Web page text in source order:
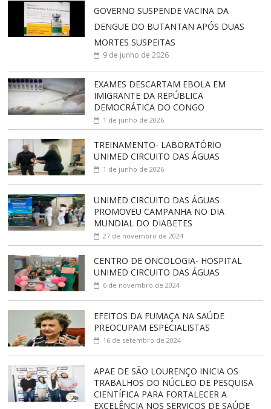
GOVERNO SUSPENDE VACINA DA
DENGUE DO BUTANTAN APÓS DUAS
MORTES SUSPEITAS
9 de junho de 2026
EXAMES DESCARTAM EBOLA EM
IMIGRANTE DA REPÚBLICA
DEMOCRÁTICA DO CONGO
1 de junho de 2026
TREINAMENTO- LABORATÓRIO
UNIMED CIRCUITO DAS ÁGUAS
1 de junho de 2026
UNIMED CIRCUITO DAS ÁGUAS
PROMOVEU CAMPANHA NO DIA
MUNDIAL DO DIABETES
27 de novembro de 2024
CENTRO DE ONCOLOGIA- HOSPITAL
UNIMED CIRCUITO DAS ÁGUAS
6 de novembro de 2024
EFEITOS DA FUMAÇA NA SAÚDE
PREOCUPAM ESPECIALISTAS
16 de setembro de 2024
APAE DE SÃO LOURENÇO INICIA OS
TRABALHOS DO NÚCLEO DE PESQUISA
CIENTÍFICA PARA FORTALECER A
EXCELÊNCIA NOS SERVIÇOS DE SAÚDE